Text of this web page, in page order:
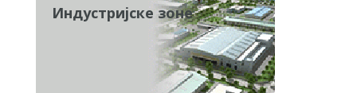
Индустријске зоне